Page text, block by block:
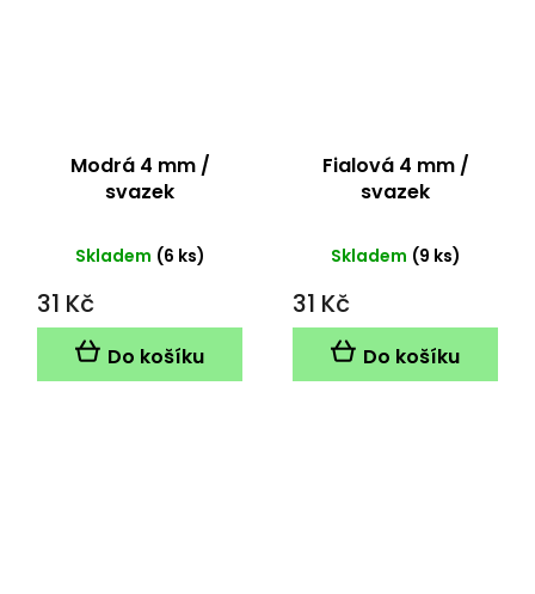
Modrá 4 mm /
svazek
Skladem (6 ks)
31 Kč
Do košíku
Fialová 4 mm /
svazek
Skladem (9 ks)
31 Kč
Do košíku